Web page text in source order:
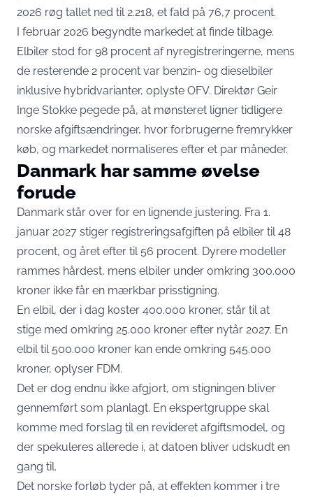
2026 røg tallet ned til 2.218, et fald på 76,7 procent.
I februar 2026 begyndte markedet at finde tilbage.
Elbiler stod for 98 procent af nyregistreringerne, mens
de resterende 2 procent var benzin- og dieselbiler
inklusive hybridvarianter, oplyste OFV. Direktør Geir
Inge Stokke pegede på, at mønsteret ligner tidligere
norske afgiftsændringer, hvor forbrugerne fremrykker
køb, og markedet normaliseres efter et par måneder.
Danmark har samme øvelse
forude
Danmark står over for en lignende justering. Fra 1.
januar 2027 stiger registreringsafgiften på elbiler til 48
procent, og året efter til 56 procent. Dyrere modeller
rammes hårdest, mens elbiler under omkring 300.000
kroner ikke får en mærkbar prisstigning.
En elbil, der i dag koster 400.000 kroner, står til at
stige med omkring 25.000 kroner efter nytår 2027. En
elbil til 500.000 kroner kan ende omkring 545.000
kroner, oplyser FDM.
Det er dog endnu ikke afgjort, om stigningen bliver
gennemført som planlagt. En ekspertgruppe skal
komme med forslag til en revideret afgiftsmodel, og
der spekuleres allerede i, at datoen bliver udskudt en
gang til.
Det norske forløb tyder på, at effekten kommer i tre